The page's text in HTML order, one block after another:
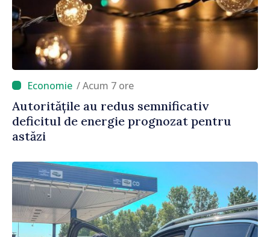
/ Acum 7 ore
Autoritățile au redus semnificativ
deficitul de energie prognozat pentru
astăzi